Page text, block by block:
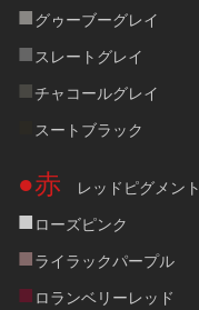
■グゥーブーグレイ
■ スレートグレイ
■チャコールグレイ
スートブラック
●赤 レッドピグメント
■ ローズピンク
■ライラックパープル
■ ロランベリーレッド